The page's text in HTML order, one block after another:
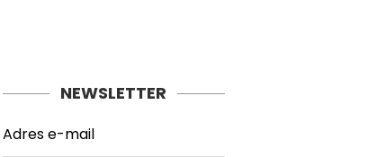
NEWSLETTER
Adres e-mail